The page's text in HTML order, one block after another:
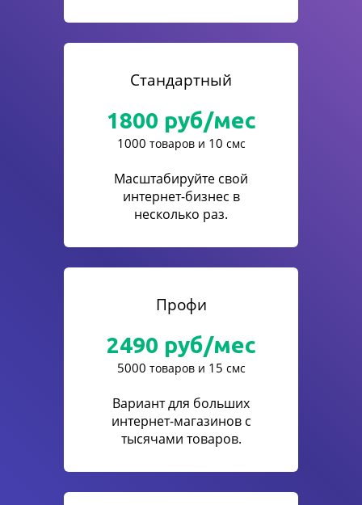
Стандартный
1800 руб/мес
1000 товаров и 10 смс
Масштабируйте свой
интернет-бизнес в
несколько раз.
Профи
2490 руб/мес
5000 товаров и 15 смс
Вариант для больших
интернет-магазинов с
тысячами товаров.